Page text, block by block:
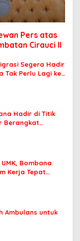
Pers atas
Cirauci II
Segera Hadir
Tak Perlu Lagi ke
Hadir di Titik
Berangkat
Bombana
Kerja Tepat
Ambulans untuk